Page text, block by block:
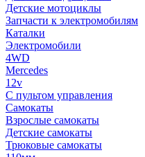
Детские мотоциклы
Запчасти к электромобилям
Каталки
Электромобили
4WD
Mercedes
12v
С пультом управления
Самокаты
Взрослые самокаты
Детские самокаты
Трюковые самокаты